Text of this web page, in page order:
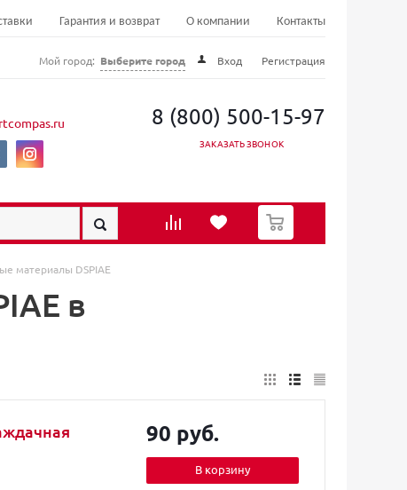
Гарантия и возврат О компании Контакты
Мой город: Выберите город Вход Регистрация
8 (800) 500-15-97
ЗАКАЗАТЬ ЗВОНОК
0
материалы DSPIAE
в
90 руб.
В корзину